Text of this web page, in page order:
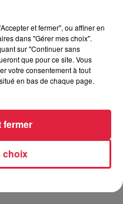
et fermer", ou affiner en
dans "Gérer mes choix".
sur "Continuer sans
que pour ce site. Vous
votre consentement à tout
en bas de chaque page.
choix
fermer